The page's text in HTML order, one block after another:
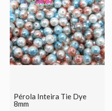
Pérola Inteira Tie Dye
8mm